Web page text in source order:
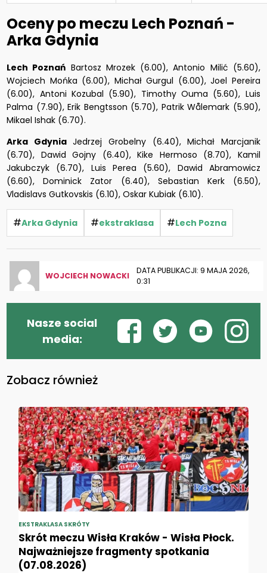
Oceny po meczu Lech Poznań -
Arka Gdynia
Lech Poznań Bartosz Mrozek (6.00), Antonio Milić (5.60),
Wojciech Mońka (6.00), Michał Gurgul (6.00), Joel Pereira
(6.00), Antoni Kozubal (5.90), Timothy Ouma (5.60), Luis
Palma (7.90), Erik Bengtsson (5.70), Patrik Wålemark (5.90),
Mikael Ishak (6.70).
Arka GdyniaJedrzej Grobelny (6.40), Michał Marcjanik
(6.70), Dawid Gojny (6.40), Kike Hermoso (8.70), Kamil
Jakubczyk (6.70), Luis Perea (5.60), Dawid Abramowicz
(6.60), Dominick Zator (6.40), Sebastian Kerk (6.50),
Vladislavs Gutkovskis (6.10), Oskar Kubiak (6.10).
#Arka Gdynia #ekstraklasa #Lech Pozna
WOJCIECH NOWACKI
DATA PUBLIKACJI: 9 MAJA 2026,
0:31
Nasze social
media:
Zobacz również
EKSTRAKLASA SKRÓTY
Skrót meczu Wisła Kraków - Wisła Płock.
Najważniejsze fragmenty spotkania
(07.08.2026)